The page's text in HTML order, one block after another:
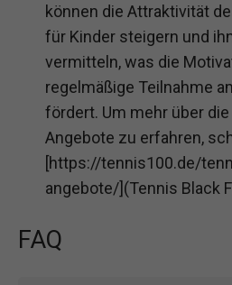
können die Attraktivität
für Kinder steigern und
vermitteln, was die
regelmäßige Teilnahme
fördert. Um mehr über
Angebote zu erfahren,
[https://tennis100.de/
angebote/](Tennis Black
FAQ